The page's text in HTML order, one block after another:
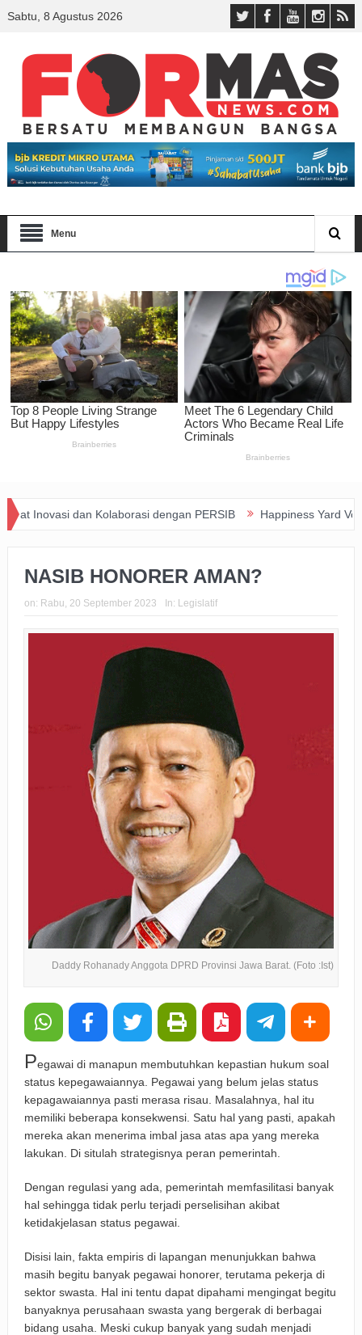
Sabtu, 8 Agustus 2026
Menu
Kolaborasi dengan PERSIB Happiness Yard Vol. 2 Jadi
NASIB HONORER AMAN?
on: Rabu, 20 September 2023 In: Legislatif
Daddy Rohanady Anggota DPRD Provinsi Jawa Barat. (Foto :Ist)
Pegawai di manapun membutuhkan kepastian hukum soal
status kepegawaiannya. Pegawai yang belum jelas status
kepagawaiannya pasti merasa risau. Masalahnya, hal itu
memiliki beberapa konsekwensi. Satu hal yang pasti, apakah
mereka akan menerima imbal jasa atas apa yang mereka
lakukan. Di situlah strategisnya peran pemerintah.
Dengan regulasi yang ada, pemerintah memfasilitasi banyak
hal sehingga tidak perlu terjadi perselisihan akibat
ketidakjelasan status pegawai.
Disisi lain, fakta empiris di lapangan menunjukkan bahwa
masih begitu banyak pegawai honorer, terutama pekerja di
sektor swasta. Hal ini tentu dapat dipahami mengingat begitu
banyaknya perusahaan swasta yang bergerak di berbagai
bidang usaha. Meski cukup banyak yang sudah menjadi